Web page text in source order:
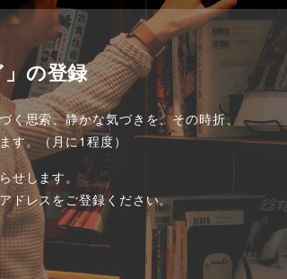
の登録
く思索、静かな気づきを、その時折、
す。（月に1程度）
せします。
ドレスをご登録ください。